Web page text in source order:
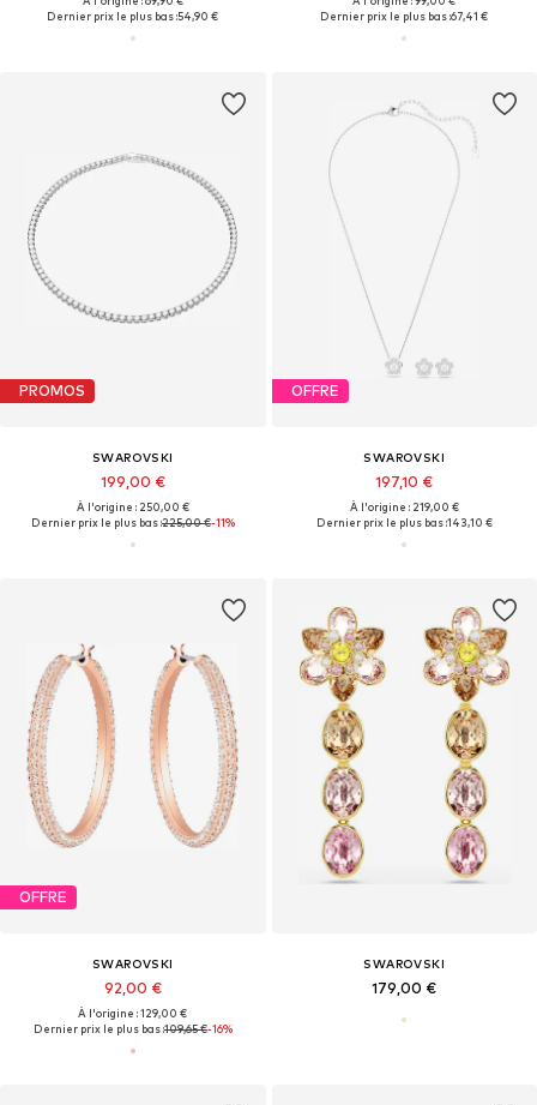
Dernier prix le plus bas :54,90 €
Dernier prix le plus bas :67,41 €
PROMOS
SWAROVSKI
199,00 €
À l'origine : 250,00 €
Dernier prix le plus bas :225,00 €-11%
OFFRE
SWAROVSKI
197,10 €
À l'origine : 219,00 €
Dernier prix le plus bas :143,10 €
OFFRE
SWAROVSKI
92,00 €
À l'origine : 129,00 €
Dernier prix le plus bas :109,65 €-16%
SWAROVSKI
179,00 €